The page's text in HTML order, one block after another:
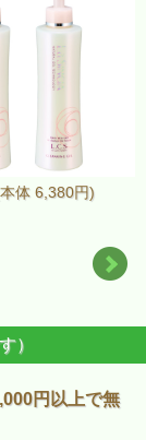
体 6,380円)
）
円以上で無